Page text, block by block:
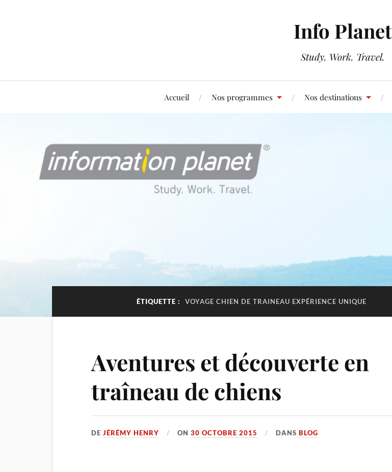
Info Planet
Study. Work. Travel.
Accueil Nos programmes Nos destinations
ÉTIQUETTE : VOYAGE CHIEN DE TRAINEAU EXPÉRIENCE UNIQUE
Aventures et découverte en
traîneau de chiens
DEJÉRÉMY HENRY ON30 OCTOBRE 2015 DANSBLOG